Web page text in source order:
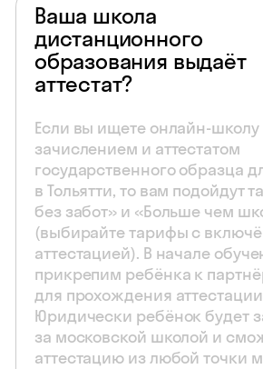
Ваша школа
дистанционного
образования выдаёт
аттестат?
Если вы ищете онлайн-школу
зачислением и аттестатом
государственного образца
в Тольятти, то вам подойдут
без забот» и «Больше чем
(выбирайте тарифы с
аттестацией). В начале
прикрепим ребёнка к
для прохождения
Юридически ребёнок будет
за московской школой и
аттестацию из любой точки